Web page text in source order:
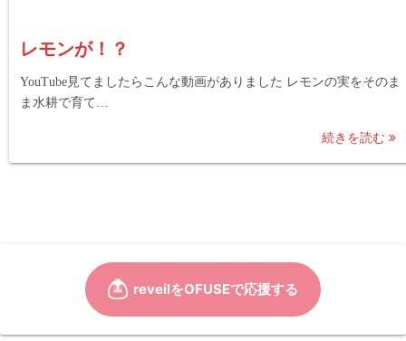
レモンが！？
YouTube見てましたらこんな動画がありました レモンの実をそのま
ま水耕で育て…
続きを読む